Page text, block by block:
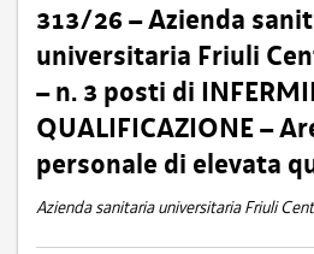
313/26 – Azienda
universitaria Friuli
– n. 3 posti di
QUALIFICAZIONE –
personale di elevata
Azienda sanitaria universitaria Friuli